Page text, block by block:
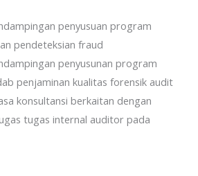
penyusuan program
pendeteksian fraud
penyusunan program
penjaminan kualitas forensik audit
konsultansi berkaitan dengan
tugas internal auditor pada